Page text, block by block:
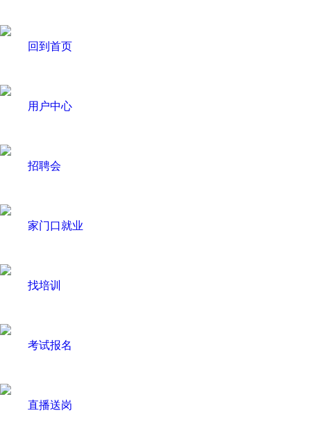
回到首页
用户中心
招聘会
家门口就业
找培训
考试报名
直播送岗